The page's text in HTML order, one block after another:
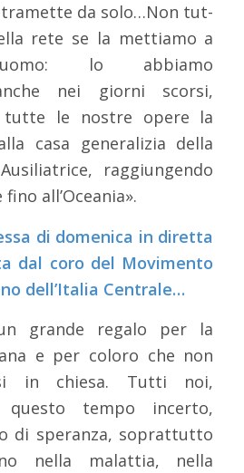
da solo…Non tut-
rete se la mettiamo a
lo abbiamo
nei giorni scorsi,
tutte le nostre opere la
casa generalizia della
raggiungendo
all’Oceania».
di domenica in diretta
dal coro del Movimento
dell’Italia Centrale…
grande regalo per la
e per coloro che non
in chiesa. Tutti noi,
tempo incerto,
di speranza, soprattutto
nella malattia, nella